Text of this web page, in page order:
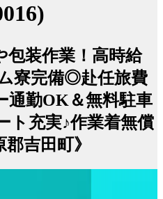
包装作業！高時給
寮完備◎赴任旅費
勤OK＆無料駐車
充実♪作業着無償
吉田町》